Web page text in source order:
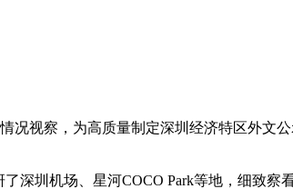
况视察，为高质量制定深圳经济特区外文
深圳机场、星河COCO Park等地，细致察